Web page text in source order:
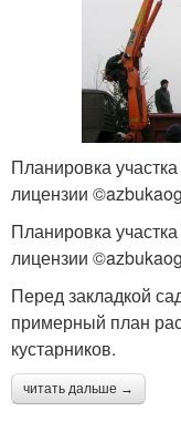
Планировка
лицензии
Планировка
лицензии
Перед закладкой
примерный план
кустарников.
читать дальше →